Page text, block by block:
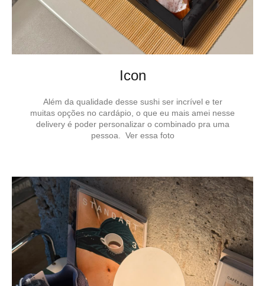
Icon
Além da qualidade desse sushi ser incrível e ter
muitas opções no cardápio, o que eu mais amei nesse
delivery é poder personalizar o combinado pra uma
pessoa. Ver essa foto